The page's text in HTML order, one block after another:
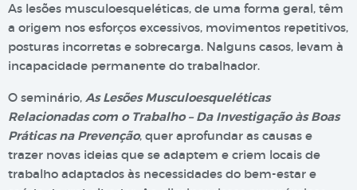
As lesões musculoesqueléticas, de uma forma geral, têm
a origem nos esforços excessivos, movimentos repetitivos,
posturas incorretas e sobrecarga. Nalguns casos, levam à
incapacidade permanente do trabalhador.
O seminário, As Lesões Musculoesqueléticas
Relacionadas com o Trabalho – Da Investigação às Boas
Práticas na Prevenção, quer aprofundar as causas e
trazer novas ideias que se adaptem e criem locais de
trabalho adaptados às necessidades do bem-estar e